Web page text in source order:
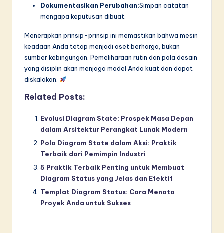
Dokumentasikan Perubahan:Simpan catatan
mengapa keputusan dibuat.
Menerapkan prinsip-prinsip ini memastikan bahwa mesin
keadaan Anda tetap menjadi aset berharga, bukan
sumber kebingungan. Pemeliharaan rutin dan pola desain
yang disiplin akan menjaga model Anda kuat dan dapat
diskalakan.
Related Posts:
Evolusi Diagram State: Prospek Masa Depan
dalam Arsitektur Perangkat Lunak Modern
Pola Diagram State dalam Aksi: Praktik
Terbaik dari Pemimpin Industri
5 Praktik Terbaik Penting untuk Membuat
Diagram Status yang Jelas dan Efektif
Templat Diagram Status: Cara Menata
Proyek Anda untuk Sukses